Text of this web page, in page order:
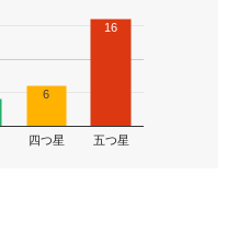
四つ星 五つ星
6
16